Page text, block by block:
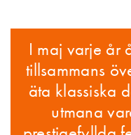
I maj varje år
tillsammans
äta klassiska
utmana